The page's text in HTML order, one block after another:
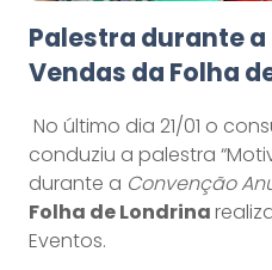
Palestra durante
Vendas da Folha
No último dia 21/01 o
conduziu a palestra
durante a Convenção
Folha de Londrina
Eventos.